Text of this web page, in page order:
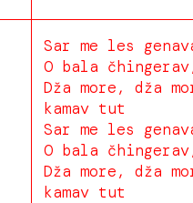
Sar me les
O bala
Dža more, dža
kamav tut
Sar me les
O bala
Dža more, dža
kamav tut